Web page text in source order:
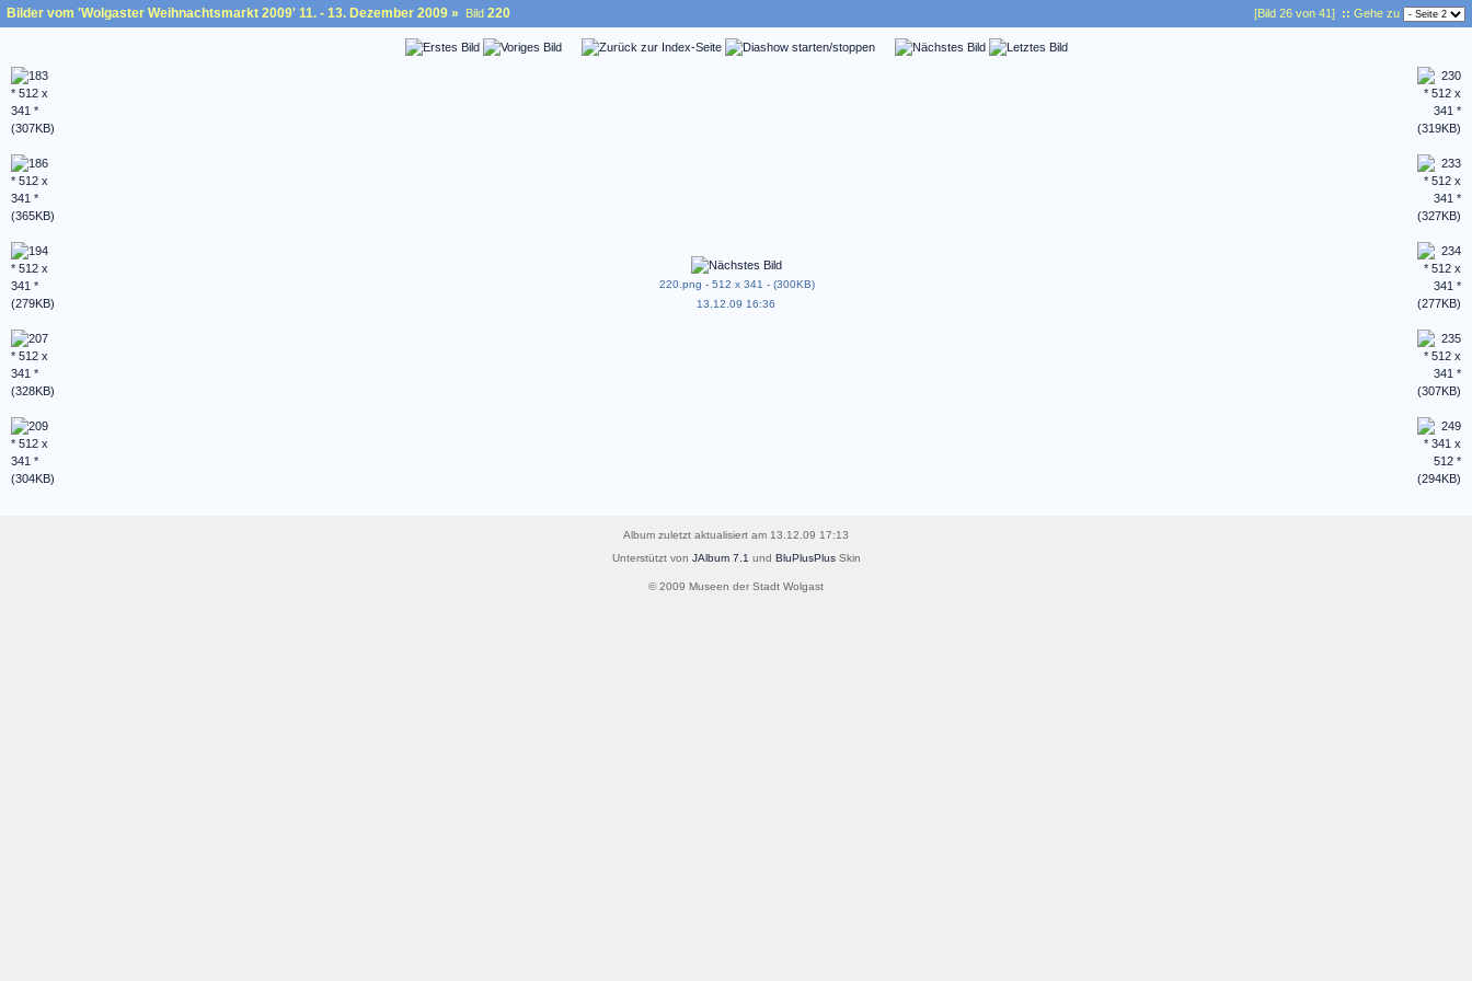
Bilder vom 'Wolgaster Weihnachtsmarkt 2009' 11. - 13. Dezember 2009 » Bild 220 [Bild 26 von 41] :: Gehe zu
220.png - 512 x 341 - (300KB)
13.12.09 16:36
Album zuletzt aktualisiert am 13.12.09 17:13
Unterstützt von JAlbum 7.1 und BluPlusPlusSkin
© 2009 Museen der Stadt Wolgast